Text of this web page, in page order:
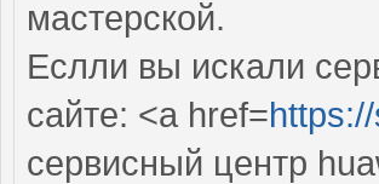
мастерской.
Еслли вы искали
сайте: <a href=
сервисный центр